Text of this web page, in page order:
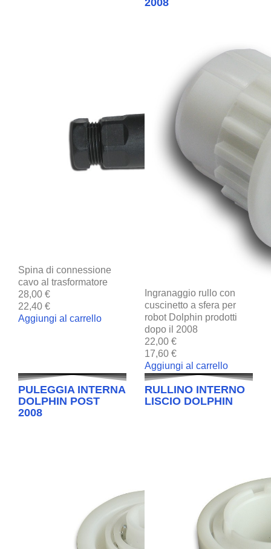
Spina di connessione
cavo al trasformatore
28,00 €
22,40 €
Aggiungi al carrello
Ingranaggio rullo con
cuscinetto a sfera per
robot Dolphin prodotti
dopo il 2008
22,00 €
17,60 €
Aggiungi al carrello
PULEGGIA INTERNA
DOLPHIN POST
2008
RULLINO INTERNO
LISCIO DOLPHIN